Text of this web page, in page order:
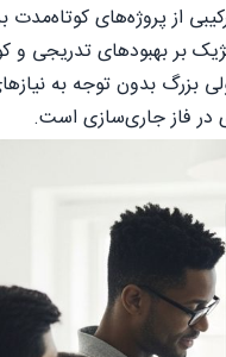
از پروژه‌های کوتاه‌مدت
بر بهبودهای تدریجی و
بزرگ بدون توجه به
در فاز جاری‌سازی است.